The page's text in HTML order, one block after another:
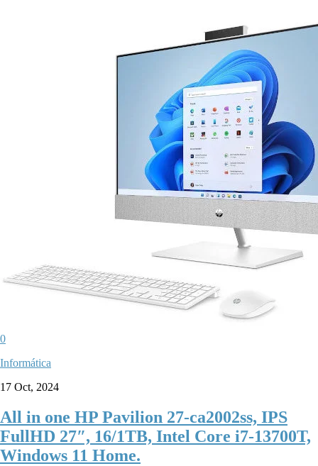
0
Informática
17 Oct, 2024
All in one HP Pavilion 27-ca2002ss, IPS
FullHD 27″, 16/1TB, Intel Core i7-13700T,
Windows 11 Home.